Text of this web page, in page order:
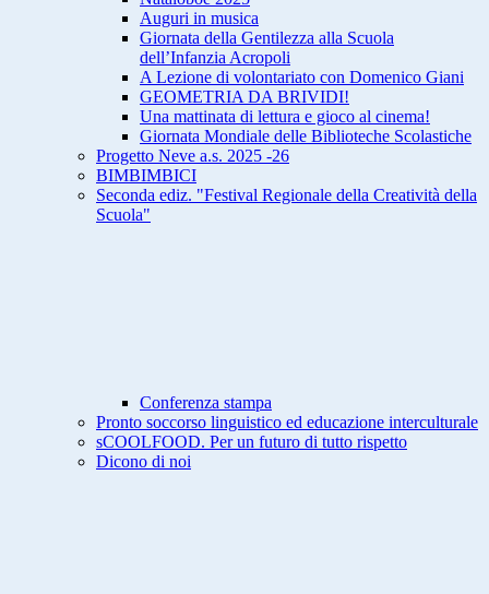
Auguri in musica
Giornata della Gentilezza alla Scuola
dell’Infanzia Acropoli
A Lezione di volontariato con Domenico Giani
GEOMETRIA DA BRIVIDI!
Una mattinata di lettura e gioco al cinema!
Giornata Mondiale delle Biblioteche Scolastiche
Progetto Neve a.s. 2025 -26
BIMBIMBICI
Seconda ediz. "Festival Regionale della Creatività della
Scuola"
Conferenza stampa
Pronto soccorso linguistico ed educazione interculturale
sCOOLFOOD. Per un futuro di tutto rispetto
Dicono di noi